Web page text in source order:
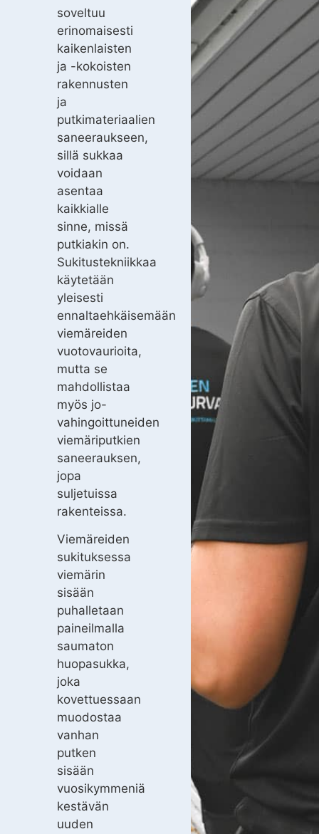
soveltuu
erinomaisesti
kaikenlaisten
ja -kokoisten
rakennusten
ja
putkimateriaalien
saneeraukseen,
sillä sukkaa
voidaan
asentaa
kaikkialle
sinne, missä
putkiakin on.
Sukitustekniikkaa
käytetään
yleisesti
ennaltaehkäisemään
viemäreiden
vuotovaurioita,
mutta se
mahdollistaa
myös jo-
vahingoittuneiden
viemäriputkien
saneerauksen,
jopa
suljetuissa
rakenteissa.
Viemäreiden
sukituksessa
viemärin
sisään
puhalletaan
paineilmalla
saumaton
huopasukka,
joka
kovettuessaan
muodostaa
vanhan
putken
sisään
vuosikymmeniä
kestävän
uuden